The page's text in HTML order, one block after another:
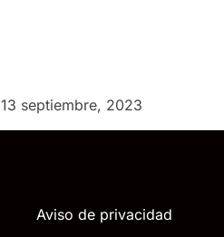
13 septiembre, 2023
Aviso de privacidad